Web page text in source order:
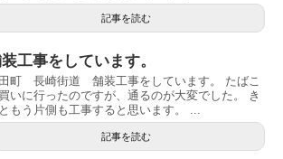
記事を読む
工事をしています。
町 長崎街道 舗装工事をしています。 たばこ
いに行ったのですが、通るのが大変でした。 き
もう片側も工事すると思います。 ...
記事を読む